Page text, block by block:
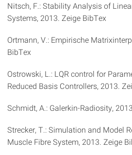
Nitsch, F.: Stability Analysis of
Systems, 2013. Zeige BibTex
Ortmann, V.: Empirische
BibTex
Ostrowski, L.: LQR control for
Reduced Basis Controllers, 2013.
Schmidt, A.: Galerkin-Radiosity,
Strecker, T.: Simulation and Model
Muscle Fibre System, 2013. Zeige